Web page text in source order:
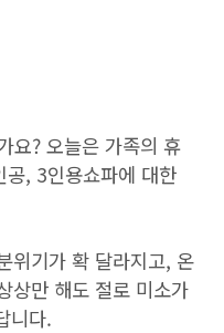
요? 오늘은 가족의 휴
, 3인용쇼파에 대한
위기가 확 달라지고, 온
상만 해도 절로 미소가
니다.